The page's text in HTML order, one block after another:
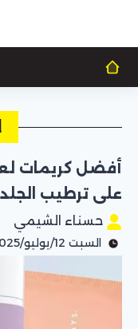
أفضل كريمات
على ترطيب الجلد
حسناء الشيمي
السبت 12/يوليو/2025 - 01:18 م